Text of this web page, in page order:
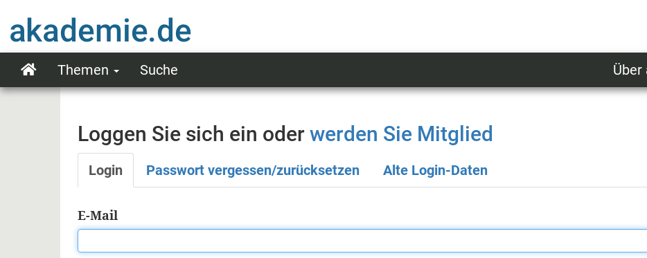
zum
Inhalt
Main
Themen Suche
User
Über
Loggen Sie sich ein oder werden Sie Mitglied
Primäre
Reiter
Login Passwort vergessen/zurücksetzen Alte Login-Daten
E-Mail